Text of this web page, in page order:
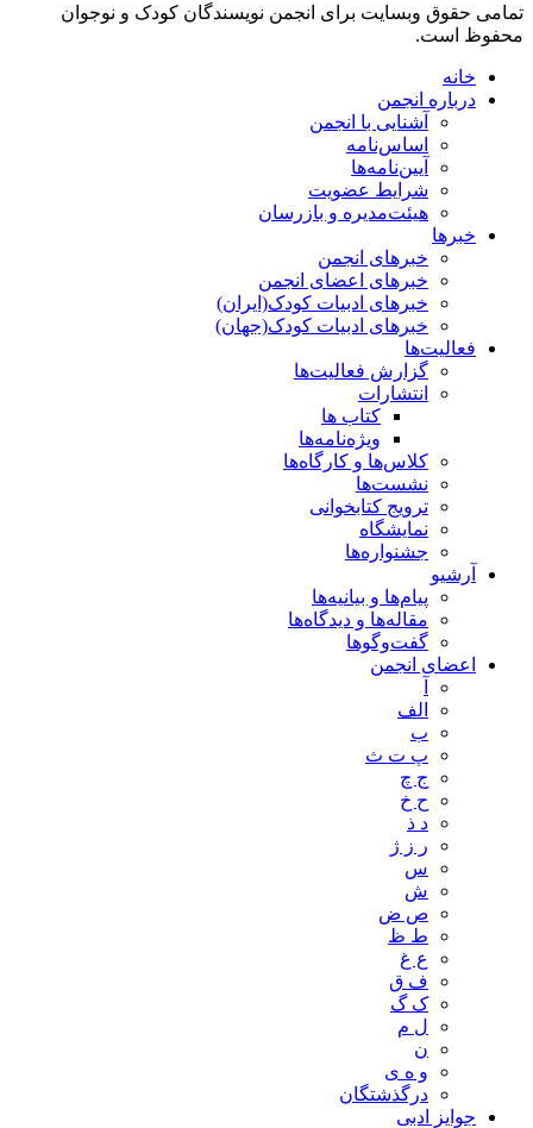
تمامی حقوق وبسایت برای انجمن نویسندگان کودک و نوجوان
محفوظ است.
خانه
درباره انجمن
آشنایی با انجمن
اساس‌نامه
آیین‌نامه‌ها
شرایط عضویت
هیئت‌مدیره و بازرسان
خبرها
خبرهای انجمن
خبرهای اعضای انجمن
خبرهای ادبیات کودک(ایران)
خبرهای ادبیات کودک(جهان)
فعالیت‌ها
گزارش فعالیت‌ها
انتشارات
کتاب ها
ویژه‌نامه‌ها
کلاس‌ها و کارگاه‌ها
نشست‌ها
ترویج کتابخوانی
نمایشگاه
جشنواره‌ها
آرشیو
پیام‌ها و بیانیه‌ها
مقاله‌ها و دیدگاه‌ها
گفت‌وگوها
اعضای انجمن
الف
ب
پ ت ث
ج چ
ح خ
د ذ
ر ز ژ
س
ش
ص ض
ط ظ
ع غ
ف ق
ک گ
ل م
ن
و ه ی
درگذشتگان
جوایز ادبی